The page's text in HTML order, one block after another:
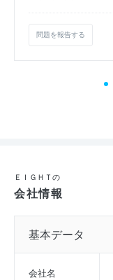
問題を報告する
ＥＩＧＨＴの
会社情報
基本データ
会社名